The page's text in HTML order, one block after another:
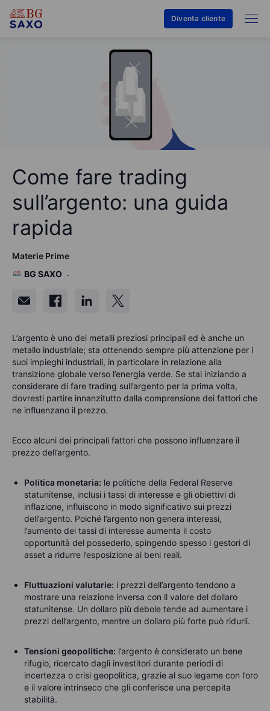
Diventa cliente
Come fare trading
sull’argento: una guida
rapida
Materie Prime
BG SAXO
L’argento è uno dei metalli preziosi principali ed è anche un
metallo industriale; sta ottenendo sempre più attenzione per i
suoi impieghi industriali, in particolare in relazione alla
transizione globale verso l’energia verde. Se stai iniziando a
considerare di fare trading sull’argento per la prima volta,
dovresti partire innanzitutto dalla comprensione dei fattori che
ne influenzano il prezzo.
Ecco alcuni dei principali fattori che possono influenzare il
prezzo dell’argento.
Politica monetaria: le politiche della Federal Reserve
statunitense, inclusi i tassi di interesse e gli obiettivi di
inflazione, influiscono in modo significativo sui prezzi
dell’argento. Poiché l’argento non genera interessi,
l’aumento dei tassi di interesse aumenta il costo
opportunità del possederlo, spingendo spesso i gestori di
asset a ridurre l’esposizione ai beni reali.
Fluttuazioni valutarie: i prezzi dell’argento tendono a
mostrare una relazione inversa con il valore del dollaro
statunitense. Un dollaro più debole tende ad aumentare i
prezzi dell’argento, mentre un dollaro più forte può ridurli.
Tensioni geopolitiche: l’argento è considerato un bene
rifugio, ricercato dagli investitori durante periodi di
incertezza o crisi geopolitica, grazie al suo legame con l’oro
e il valore intrinseco che gli conferisce una percepita
stabilità.